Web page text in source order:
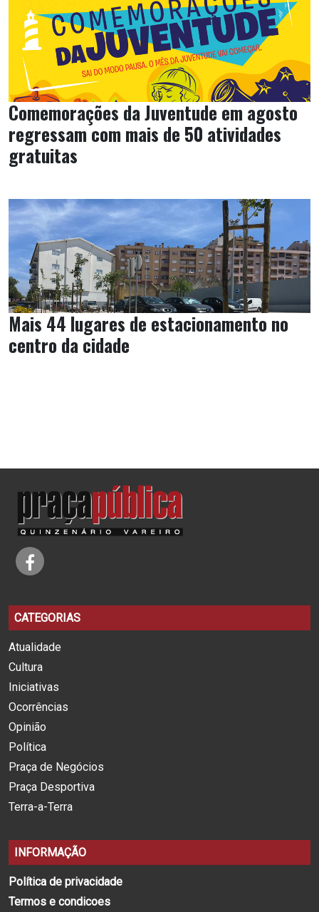
Comemorações da Juventude em agosto
regressam com mais de 50 atividades
gratuitas
Mais 44 lugares de estacionamento no
centro da cidade
CATEGORIAS
Atualidade
Cultura
Iniciativas
Ocorrências
Opinião
Política
Praça de Negócios
Praça Desportiva
Terra-a-Terra
INFORMAÇÃO
Política de privacidade
Termos e condicoes